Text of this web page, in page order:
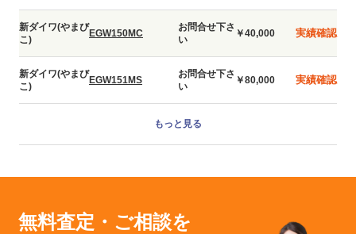
新ダイワ(やまび
こ)
EGW150MC
お問合せ下さ
い
￥40,000 実績確認
新ダイワ(やまび
こ)
EGW151MS
お問合せ下さ
い
￥80,000 実績確認
もっと見る
無料査定・ご相談を